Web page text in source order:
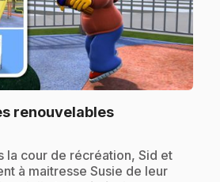
renouvelables.
la cour de récréation, Sid et
à maitresse Susie de leur